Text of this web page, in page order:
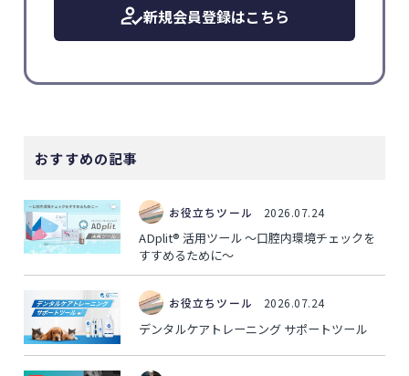
新規会員登録はこちら
おすすめの記事
お役立ちツール 2026.07.24
ADplit® 活用ツール ～口腔内環境チェックを
すすめるために～
お役立ちツール 2026.07.24
デンタルケアトレーニング サポートツール